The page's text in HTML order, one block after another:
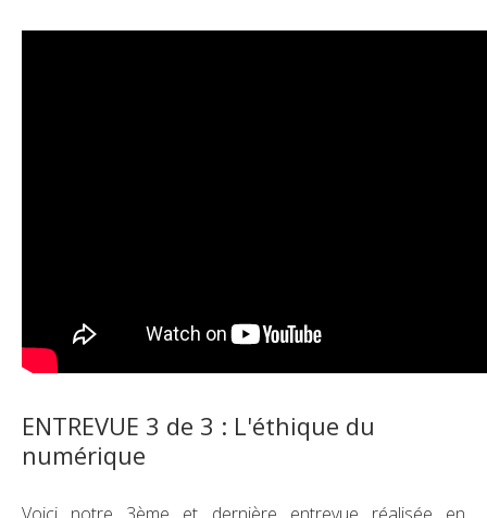
ENTREVUE 3 de 3 : L'éthique du
numérique